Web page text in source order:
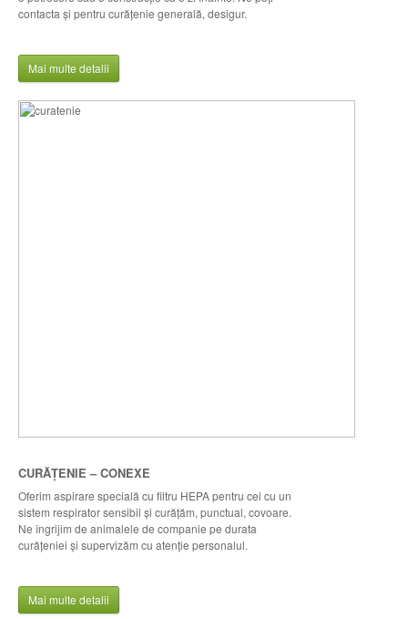
contacta şi pentru curăţenie generală, desigur.
Mai multe detalii
CURĂȚENIE – CONEXE
Oferim aspirare specială cu filtru HEPA pentru cei cu un
sistem respirator sensibil şi curăţăm, punctual, covoare.
Ne îngrijim de animalele de companie pe durata
curăţeniei şi supervizăm cu atenţie personalul.
Mai multe detalii